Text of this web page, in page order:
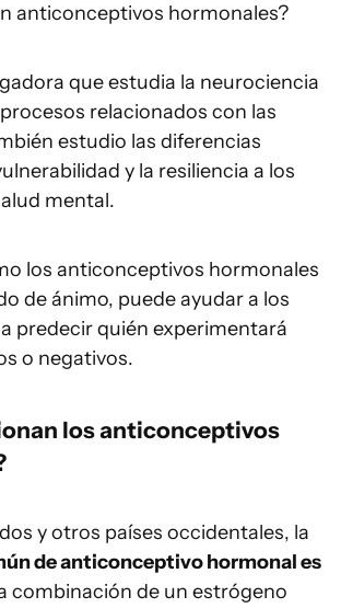
anticonceptivos hormonales?
que estudia la neurociencia
relacionados con las
estudio las diferencias
y la resiliencia a los
mental.
los anticonceptivos hormonales
de ánimo, puede ayudar a los
predecir quién experimentará
o negativos.
los anticonceptivos
y otros países occidentales, la
de anticonceptivo hormonal es
combinación de un estrógeno